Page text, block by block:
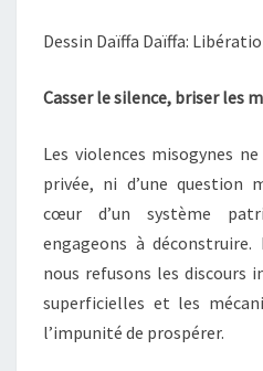
Dessin Daïffa Daïffa:
Casser le silence, briser les
Les violences misogynes
privée, ni d’une question
cœur d’un système
engageons à
nous refusons les discours
superficielles et les
l’impunité de prospérer.